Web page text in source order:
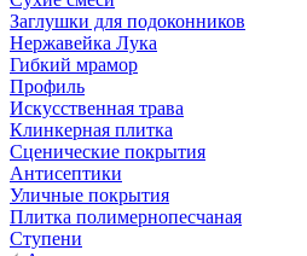
Заглушки для подоконников
Нержавейка Лука
Гибкий мрамор
Профиль
Искусственная трава
Клинкерная плитка
Сценические покрытия
Антисептики
Уличные покрытия
Плитка полимернопесчаная
Ступени